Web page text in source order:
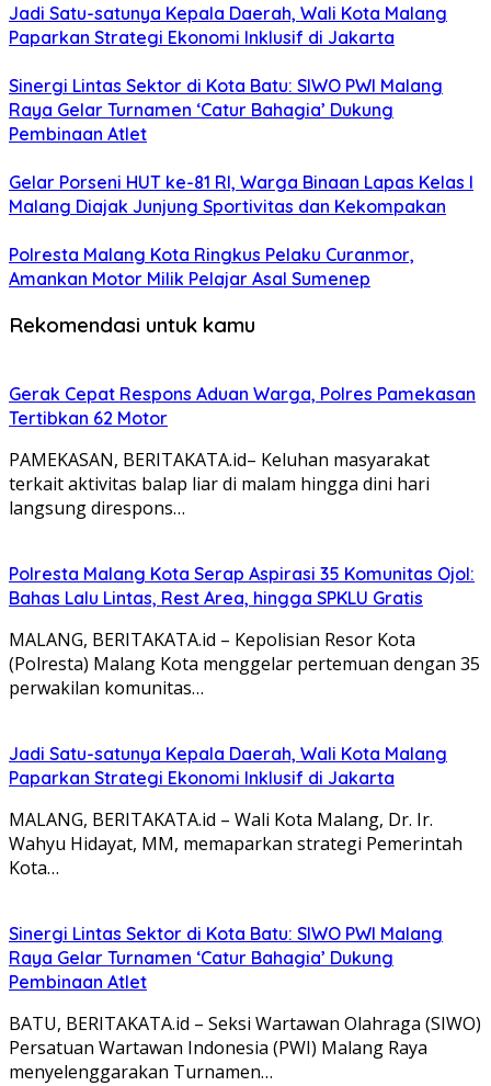
Jadi Satu-satunya Kepala Daerah, Wali Kota Malang
Paparkan Strategi Ekonomi Inklusif di Jakarta
Sinergi Lintas Sektor di Kota Batu: SIWO PWI Malang
Raya Gelar Turnamen ‘Catur Bahagia’ Dukung
Pembinaan Atlet
Gelar Porseni HUT ke-81 RI, Warga Binaan Lapas Kelas I
Malang Diajak Junjung Sportivitas dan Kekompakan
Polresta Malang Kota Ringkus Pelaku Curanmor,
Amankan Motor Milik Pelajar Asal Sumenep
Rekomendasi untuk kamu
Gerak Cepat Respons Aduan Warga, Polres Pamekasan
Tertibkan 62 Motor
PAMEKASAN, BERITAKATA.id– Keluhan masyarakat
terkait aktivitas balap liar di malam hingga dini hari
langsung direspons…
Polresta Malang Kota Serap Aspirasi 35 Komunitas Ojol:
Bahas Lalu Lintas, Rest Area, hingga SPKLU Gratis
MALANG, BERITAKATA.id – Kepolisian Resor Kota
(Polresta) Malang Kota menggelar pertemuan dengan 35
perwakilan komunitas…
Jadi Satu-satunya Kepala Daerah, Wali Kota Malang
Paparkan Strategi Ekonomi Inklusif di Jakarta
MALANG, BERITAKATA.id – Wali Kota Malang, Dr. Ir.
Wahyu Hidayat, MM, memaparkan strategi Pemerintah
Kota…
Sinergi Lintas Sektor di Kota Batu: SIWO PWI Malang
Raya Gelar Turnamen ‘Catur Bahagia’ Dukung
Pembinaan Atlet
BATU, BERITAKATA.id – Seksi Wartawan Olahraga (SIWO)
Persatuan Wartawan Indonesia (PWI) Malang Raya
menyelenggarakan Turnamen…